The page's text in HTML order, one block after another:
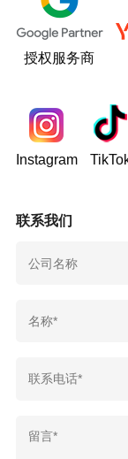
授权服务商
Instagram
联系我们